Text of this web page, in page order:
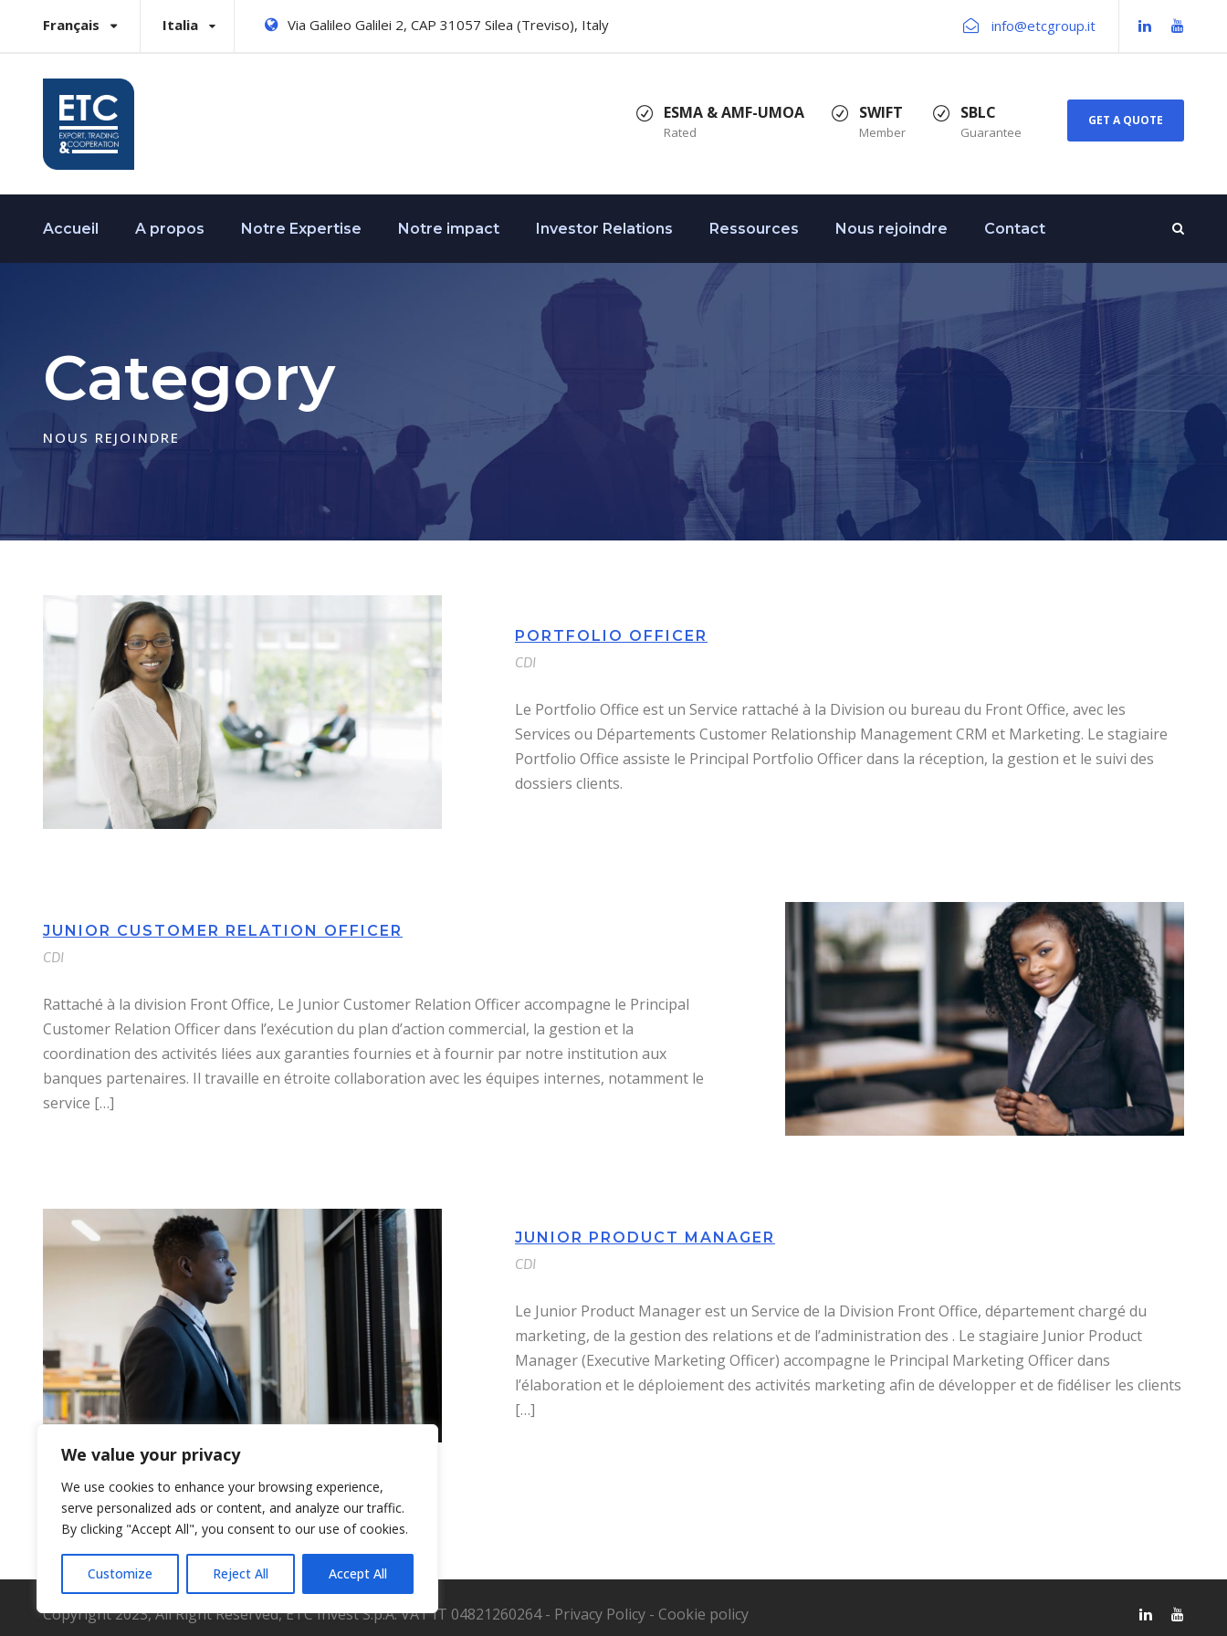
We value your privacy
We use cookies to enhance your browsing experience,
serve personalized ads or content, and analyze our traffic.
By clicking "Accept All", you consent to our use of cookies.
Customize Reject All Accept All
Français Italia Via Galileo Galilei 2, CAP 31057 Silea (Treviso), Italy info@etcgroup.it
ESMA & AMF-UMOA
Rated
SWIFT
Member
SBLC
Guarantee
GET A QUOTE
Accueil A propos Notre Expertise Notre impact Investor Relations Ressources Nous rejoindre Contact
Category
NOUS REJOINDRE
PORTFOLIO OFFICER
CDI
Le Portfolio Office est un Service rattaché à la Division ou bureau du Front Office, avec les
Services ou Départements Customer Relationship Management CRM et Marketing. Le stagiaire
Portfolio Office assiste le Principal Portfolio Officer dans la réception, la gestion et le suivi des
dossiers clients.
JUNIOR CUSTOMER RELATION OFFICER
CDI
Rattaché à la division Front Office, Le Junior Customer Relation Officer accompagne le Principal
Customer Relation Officer dans l’exécution du plan d’action commercial, la gestion et la
coordination des activités liées aux garanties fournies et à fournir par notre institution aux
banques partenaires. Il travaille en étroite collaboration avec les équipes internes, notamment le
service […]
JUNIOR PRODUCT MANAGER
CDI
Le Junior Product Manager est un Service de la Division Front Office, département chargé du
marketing, de la gestion des relations et de l’administration des . Le stagiaire Junior Product
Manager (Executive Marketing Officer) accompagne le Principal Marketing Officer dans
l’élaboration et le déploiement des activités marketing afin de développer et de fidéliser les clients
[…]
Copyright 2023, All Right Reserved, ETC Invest S.p.A. VAT IT 04821260264 - Privacy Policy - Cookie policy